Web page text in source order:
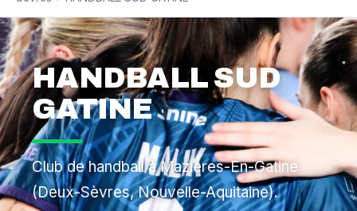
HANDBALL SUD
GATINE
Club de handball à Mazieres-En-Gatine
(Deux-Sèvres, Nouvelle-Aquitaine).